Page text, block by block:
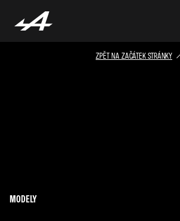
ZPĚT NA ZAČÁTEK STRÁNKY
MODELY